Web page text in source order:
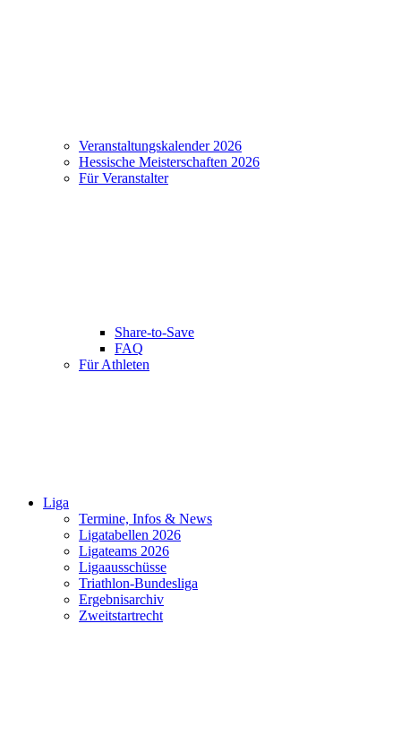
Veranstaltungskalender 2026
Hessische Meisterschaften 2026
Für Veranstalter
Share-to-Save
FAQ
Für Athleten
Liga
Termine, Infos & News
Ligatabellen 2026
Ligateams 2026
Ligaausschüsse
Triathlon-Bundesliga
Ergebnisarchiv
Zweitstartrecht